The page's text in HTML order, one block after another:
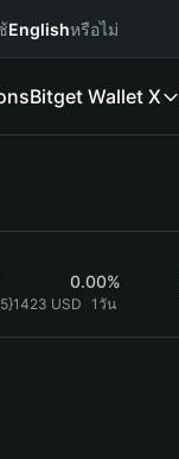
Englishหรือไม่
Bitget Wallet X
0.00%
USD 1วัน